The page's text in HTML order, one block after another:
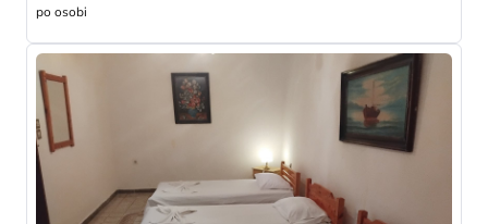
po osobi